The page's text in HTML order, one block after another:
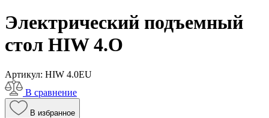
Электрический подъемный
стол HIW 4.O
Артикул: HIW 4.0EU
В сравнение
В избранное